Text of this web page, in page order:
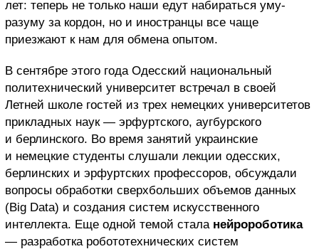
лет: теперь не только наши едут набираться уму-
разуму за кордон, но и иностранцы все чаще
приезжают к нам для обмена опытом.
В сентябре этого года Одесский национальный
политехнический университет встречал в своей
Летней школе гостей из трех немецких университетов
прикладных наук — эрфуртского, аугбурского
и берлинского. Во время занятий украинские
и немецкие студенты слушали лекции одесских,
берлинских и эрфуртских профессоров, обсуждали
вопросы обработки сверхбольших объемов данных
(Big Data) и создания систем искусственного
интеллекта. Еще одной темой стала нейророботика
— разработка робототехнических систем